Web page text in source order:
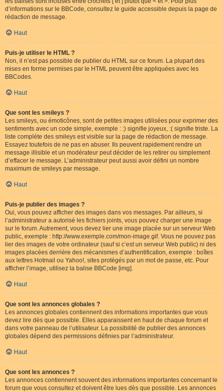
d’informations sur le BBCode, consultez le guide accessible depuis la page de
rédaction de message.
Haut
Puis-je utiliser le HTML ?
Non, il n’est pas possible de publier du HTML sur ce forum. La plupart des
mises en forme permises par le HTML peuvent être appliquées avec les
BBCodes.
Haut
Que sont les smileys ?
Les smileys, ou émoticônes, sont de petites images utilisées pour exprimer des
sentiments avec un code simple, exemple : :) signifie joyeux, :( signifie triste. La
liste complète des smileys est visible sur la page de rédaction de message.
Essayez toutefois de ne pas en abuser. Ils peuvent rapidement rendre un
message illisible et un modérateur peut décider de les retirer ou simplement
d’effacer le message. L’administrateur peut aussi avoir défini un nombre
maximum de smileys par message.
Haut
Puis-je publier des images ?
Oui, vous pouvez afficher des images dans vos messages. Par ailleurs, si
l’administrateur a autorisé les fichiers joints, vous pouvez charger une image
sur le forum. Autrement, vous devez lier une image placée sur un serveur Web
public, exemple : http://www.exemple.com/mon-image.gif. Vous ne pouvez pas
lier des images de votre ordinateur (sauf si c’est un serveur Web public) ni des
images placées derrière des mécanismes d’authentification, exemple : boîtes
aux lettres Hotmail ou Yahoo!, sites protégés par un mot de passe, etc. Pour
afficher l’image, utilisez la balise BBCode [img].
Haut
Que sont les annonces globales ?
Les annonces globales contiennent des informations importantes que vous
devez lire dès que possible. Elles apparaissent en haut de chaque forum et
dans votre panneau de l’utilisateur. La possibilité de publier des annonces
globales dépend des permissions définies par l’administrateur.
Haut
Que sont les annonces ?
Les annonces contiennent souvent des informations importantes concernant le
forum que vous consultez et doivent être lues dès que possible. Les annonces